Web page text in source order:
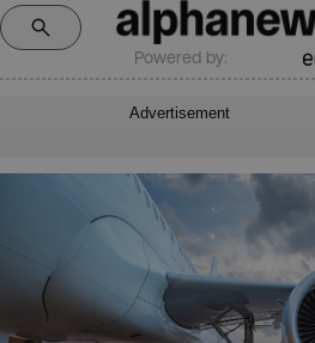
Powered by:
Advertisement